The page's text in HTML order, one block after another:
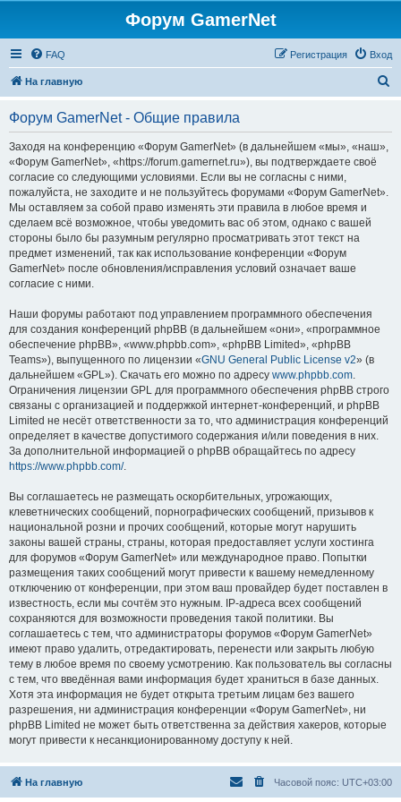
Форум GamerNet
FAQ Вход
Регистрация
На главную
Форум GamerNet - Общие правила
Заходя на конференцию «Форум GamerNet» (в дальнейшем «мы», «наш»,
«Форум GamerNet», «https://forum.gamernet.ru»), вы подтверждаете своё
согласие со следующими условиями. Если вы не согласны с ними,
пожалуйста, не заходите и не пользуйтесь форумами «Форум GamerNet».
Мы оставляем за собой право изменять эти правила в любое время и
сделаем всё возможное, чтобы уведомить вас об этом, однако с вашей
стороны было бы разумным регулярно просматривать этот текст на
предмет изменений, так как использование конференции «Форум
GamerNet» после обновления/исправления условий означает ваше
согласие с ними.
Наши форумы работают под управлением программного обеспечения
для создания конференций phpBB (в дальнейшем «они», «программное
обеспечение phpBB», «www.phpbb.com», «phpBB Limited», «phpBB
Teams»), выпущенного по лицензии «GNU General Public License v2» (в
дальнейшем «GPL»). Скачать его можно по адресу www.phpbb.com.
Ограничения лицензии GPL для программного обеспечения phpBB строго
связаны с организацией и поддержкой интернет-конференций, и phpBB
Limited не несёт ответственности за то, что администрация конференций
определяет в качестве допустимого содержания и/или поведения в них.
За дополнительной информацией о phpBB обращайтесь по адресу
https://www.phpbb.com/.
Вы соглашаетесь не размещать оскорбительных, угрожающих,
клеветнических сообщений, порнографических сообщений, призывов к
национальной розни и прочих сообщений, которые могут нарушить
законы вашей страны, страны, которая предоставляет услуги хостинга
для форумов «Форум GamerNet» или международное право. Попытки
размещения таких сообщений могут привести к вашему немедленному
отключению от конференции, при этом ваш провайдер будет поставлен в
известность, если мы сочтём это нужным. IP-адреса всех сообщений
сохраняются для возможности проведения такой политики. Вы
соглашаетесь с тем, что администраторы форумов «Форум GamerNet»
имеют право удалить, отредактировать, перенести или закрыть любую
тему в любое время по своему усмотрению. Как пользователь вы согласны
с тем, что введённая вами информация будет храниться в базе данных.
Хотя эта информация не будет открыта третьим лицам без вашего
разрешения, ни администрация конференции «Форум GamerNet», ни
phpBB Limited не может быть ответственна за действия хакеров, которые
могут привести к несанкционированному доступу к ней.
На главную Часовой пояс: UTC+03:00